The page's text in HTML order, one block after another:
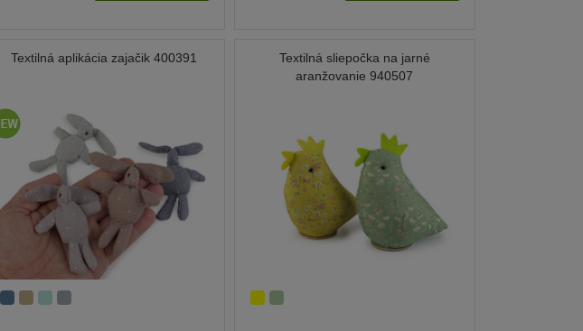
Textilná aplikácia zajačik 400391
Textilná sliepočka na jarné
aranžovanie 940507